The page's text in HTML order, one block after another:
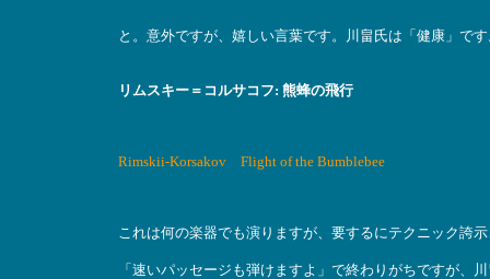
と。意外ですが、嬉しい言葉です。川畠氏は「健康」です
リムスキー＝コルサコフ: 熊蜂の飛行
Rimskii-Korsakov Flight of the Bumblebee
これは何の楽器でも演りますが、要するにテクニック誇
「速いパッセージも弾けますよ」で終わりがちですが、